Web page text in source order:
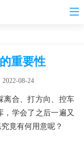
重要性
08-24
离合、打方向、控车
学会了之后一遍又
竟有何用意呢？